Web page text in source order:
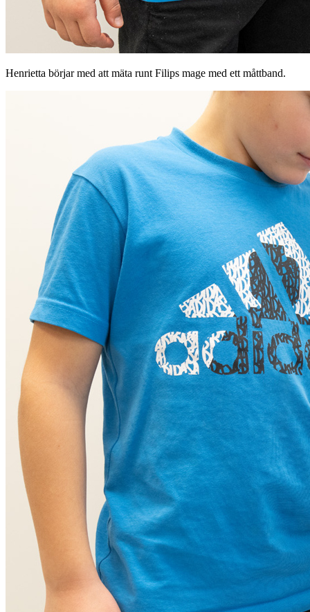
Henrietta börjar med att mäta runt Filips mage med ett måttband.